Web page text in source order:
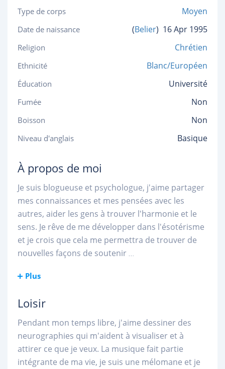
Type de corps Moyen
Date de naissance (Belier) 16 Apr 1995
Religion Chrétien
Ethnicité Blanc/Européen
Éducation Université
Fumée Non
Boisson Non
Niveau d'anglais Basique
À propos de moi
Je suis blogueuse et psychologue, j'aime partager
mes connaissances et mes pensées avec les
autres, aider les gens à trouver l'harmonie et le
sens. Je rêve de me développer dans l'ésotérisme
et je crois que cela me permettra de trouver de
nouvelles façons de soutenir...
Plus
Loisir
Pendant mon temps libre, j'aime dessiner des
neurographies qui m'aident à visualiser et à
attirer ce que je veux. La musique fait partie
intégrante de ma vie, je suis une mélomane et je